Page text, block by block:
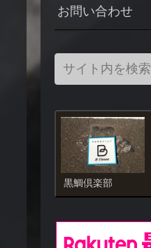
お問い合わせ
黒鯛倶楽部